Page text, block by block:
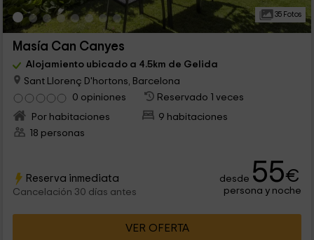
35 Fotos
Masía Can Canyes
Alojamiento ubicado a 4.5km de Gelida
Sant Llorenç D'hortons, Barcelona
0 opiniones
Reservado 1 veces
Por habitaciones
9 habitaciones
18 personas
Reserva inmediata
Cancelación 30 días antes
desde 55€
persona y noche
VER OFERTA